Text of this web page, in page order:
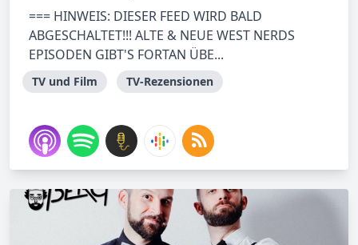
=== HINWEIS: DIESER FEED WIRD BALD
ABGESCHALTET!!! ALTE & NEUE WEST NERDS
EPISODEN GIBT'S FORTAN ÜBE...
TV und Film TV-Rezensionen